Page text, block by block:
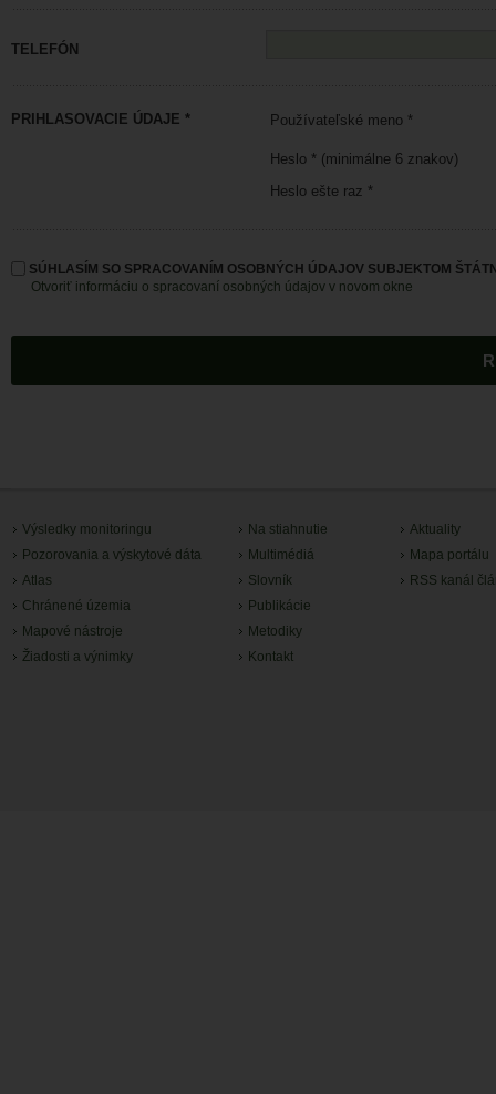
TELEFÓN
PRIHLASOVACIE ÚDAJE * Používateľské meno *
Heslo * (minimálne 6 znakov)
Heslo ešte raz *
SÚHLASÍM SO SPRACOVANÍM OSOBNÝCH ÚDAJOV SUBJEKTOM
Otvoriť informáciu o spracovaní osobných údajov v novom okne
Výsledky monitoringu
Pozorovania a výskytové dáta
Atlas
Chránené územia
Mapové nástroje
Žiadosti a výnimky
Na stiahnutie
Multimédiá
Slovník
Publikácie
Metodiky
Kontakt
Aktuality
Mapa portálu
RSS kanál